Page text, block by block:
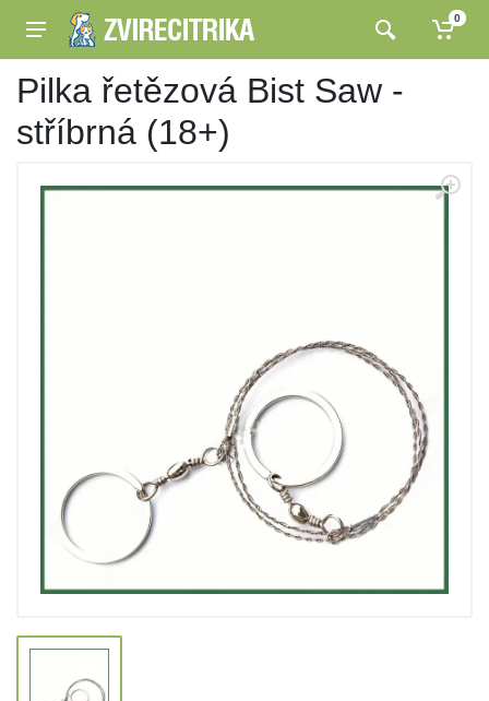
0
Pilka řetězová Bist Saw -
stříbrná (18+)